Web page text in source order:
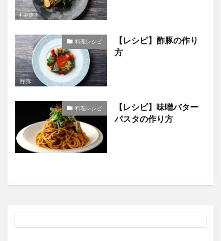
料理レシピ
【レシピ】酢豚の作り
方
料理レシピ
【レシピ】味噌バター
パスタの作り方